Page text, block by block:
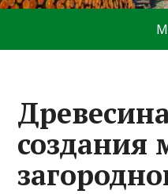
создания